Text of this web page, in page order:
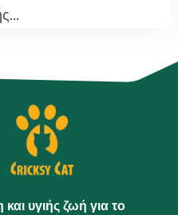
υγιής ζωή για το